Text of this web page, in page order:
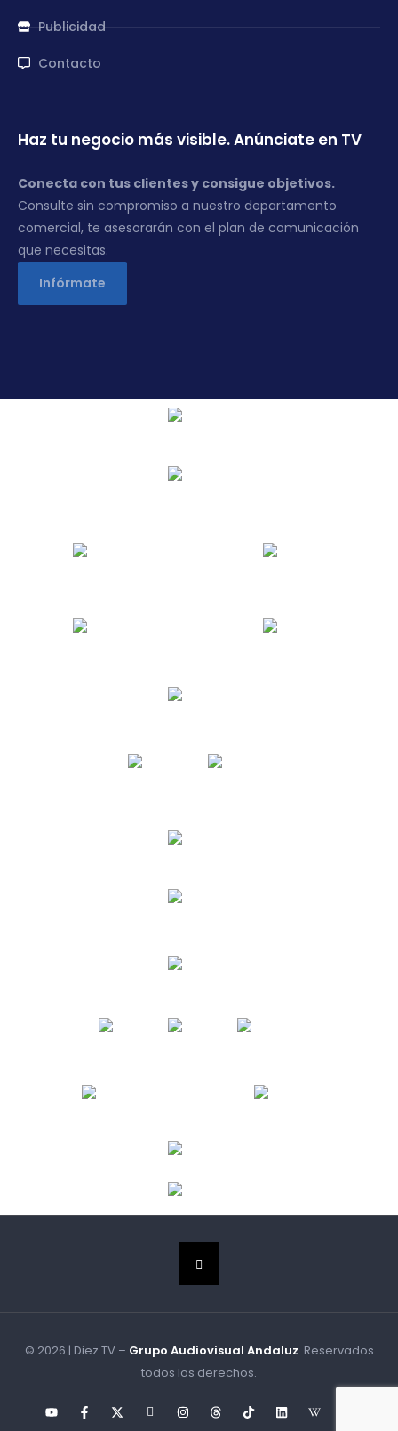
Publicidad
Contacto
Haz tu negocio más visible. Anúnciate en TV
Conecta con tus clientes y consigue objetivos.
Consulte sin compromiso a nuestro departamento
comercial, te asesorarán con el plan de comunicación
que necesitas.
Infórmate
© 2026 | Diez TV – Grupo Audiovisual Andaluz. Reservados
todos los derechos.